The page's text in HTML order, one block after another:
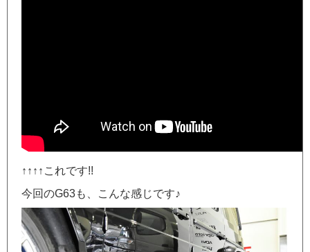
↑↑↑↑これです!!
今回のG63も、こんな感じです♪